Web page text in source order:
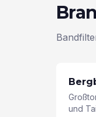
und